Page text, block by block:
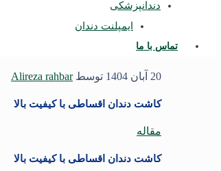
دندانپزشکی
ایمپلنت دندان
تماس با ما
20 آبان 1404 توسطAlireza rahbar
کاشت دندان اقساطی با کیفیت بالا
مقاله
کاشت دندان اقساطی با کیفیت بالا